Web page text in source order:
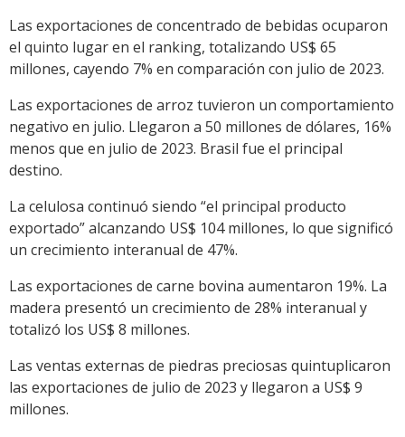
Las exportaciones de concentrado de bebidas ocuparon
el quinto lugar en el ranking, totalizando US$ 65
millones, cayendo 7% en comparación con julio de 2023.
Las exportaciones de arroz tuvieron un comportamiento
negativo en julio. Llegaron a 50 millones de dólares, 16%
menos que en julio de 2023. Brasil fue el principal
destino.
La celulosa continuó siendo “el principal producto
exportado” alcanzando US$ 104 millones, lo que significó
un crecimiento interanual de 47%.
Las exportaciones de carne bovina aumentaron 19%. La
madera presentó un crecimiento de 28% interanual y
totalizó los US$ 8 millones.
Las ventas externas de piedras preciosas quintuplicaron
las exportaciones de julio de 2023 y llegaron a US$ 9
millones.